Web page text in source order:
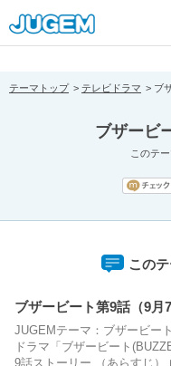
[pear_error:
prefix="" info=""]
テーマトップ テレビドラマ ブ
ブザービ
このテ
この
ブザービート第9話（9月
JUGEMテーマ：ブザービー
ドラマ「ブザービート
9話ストーリー （あらすじ）